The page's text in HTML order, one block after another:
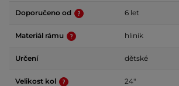
Doporučeno od 6 let
Materiál rámu hliník
Určení dětské
Velikost kol 24"